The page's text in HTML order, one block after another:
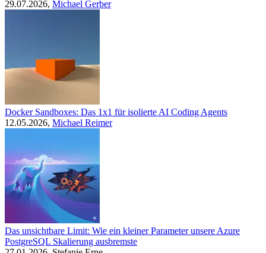
29.07.2026, Michael Gerber
Docker Sandboxes: Das 1x1 für isolierte AI Coding Agents
12.05.2026, Michael Reimer
Das unsichtbare Limit: Wie ein kleiner Parameter unsere Azure
PostgreSQL Skalierung ausbremste